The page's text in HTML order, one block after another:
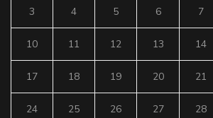
3 4 5 6 7
10 11 12 13 14
17 18 19 20 21
24 25 26 27 28